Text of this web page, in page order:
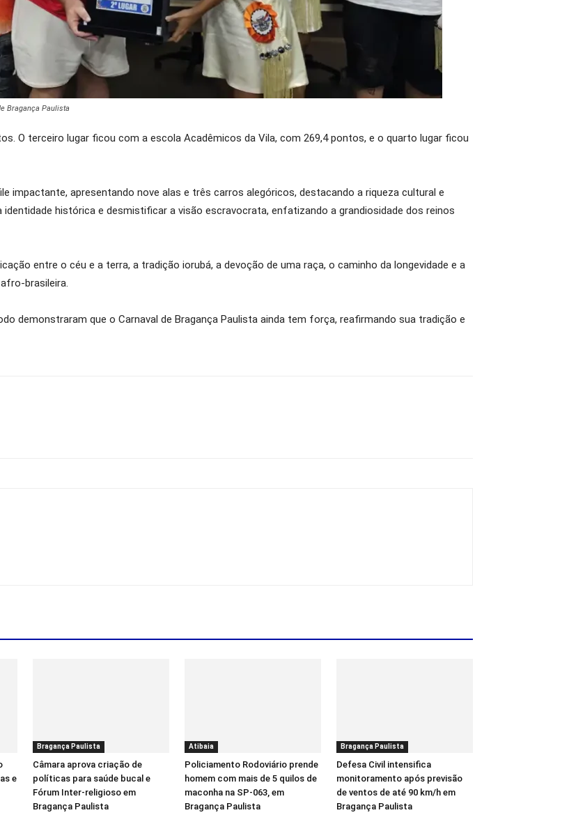
Bragança Paulista
O terceiro lugar ficou com a escola Acadêmicos da Vila, com 269,4 pontos, e o quarto lugar ficou
impactante, apresentando nove alas e três carros alegóricos, destacando a riqueza cultural e
histórica e desmistificar a visão escravocrata, enfatizando a grandiosidade dos reinos
entre o céu e a terra, a tradição iorubá, a devoção de uma raça, o caminho da longevidade e a
brasileira.
demonstraram que o Carnaval de Bragança Paulista ainda tem força, reafirmando sua tradição e
e
Bragança Paulista
Câmara aprova criação de
políticas para saúde bucal e
Fórum Inter-religioso em
Bragança Paulista
Atibaia
Policiamento Rodoviário prende
homem com mais de 5 quilos de
maconha na SP-063, em
Bragança Paulista
Bragança Paulista
Defesa Civil intensifica
monitoramento após previsão
de ventos de até 90 km/h em
Bragança Paulista